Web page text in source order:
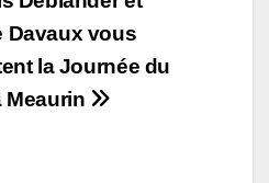
Davaux vous
la Journée du
Meaurin